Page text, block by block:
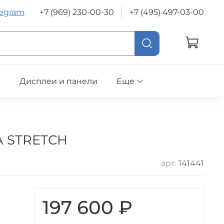
+7 (969) 230-00-30 +7 (495) 497-03-00
Дисплеи и панели Еще
арт. 141441
197 600 ₽